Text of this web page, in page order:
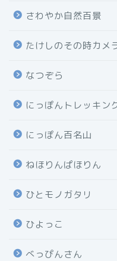
さわやか自然百景
たけしのその時カメ
なつぞら
にっぽんトレッキン
にっぽん百名山
ねほりんぱほりん
ひとモノガタリ
ひよっこ
べっぴんさん